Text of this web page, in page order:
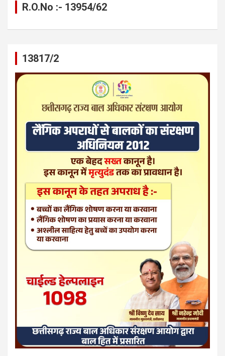
R.O.No :- 13954/62
13817/2